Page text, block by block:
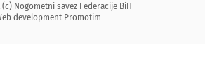
Nogometni savez Federacije BiH
development Promotim